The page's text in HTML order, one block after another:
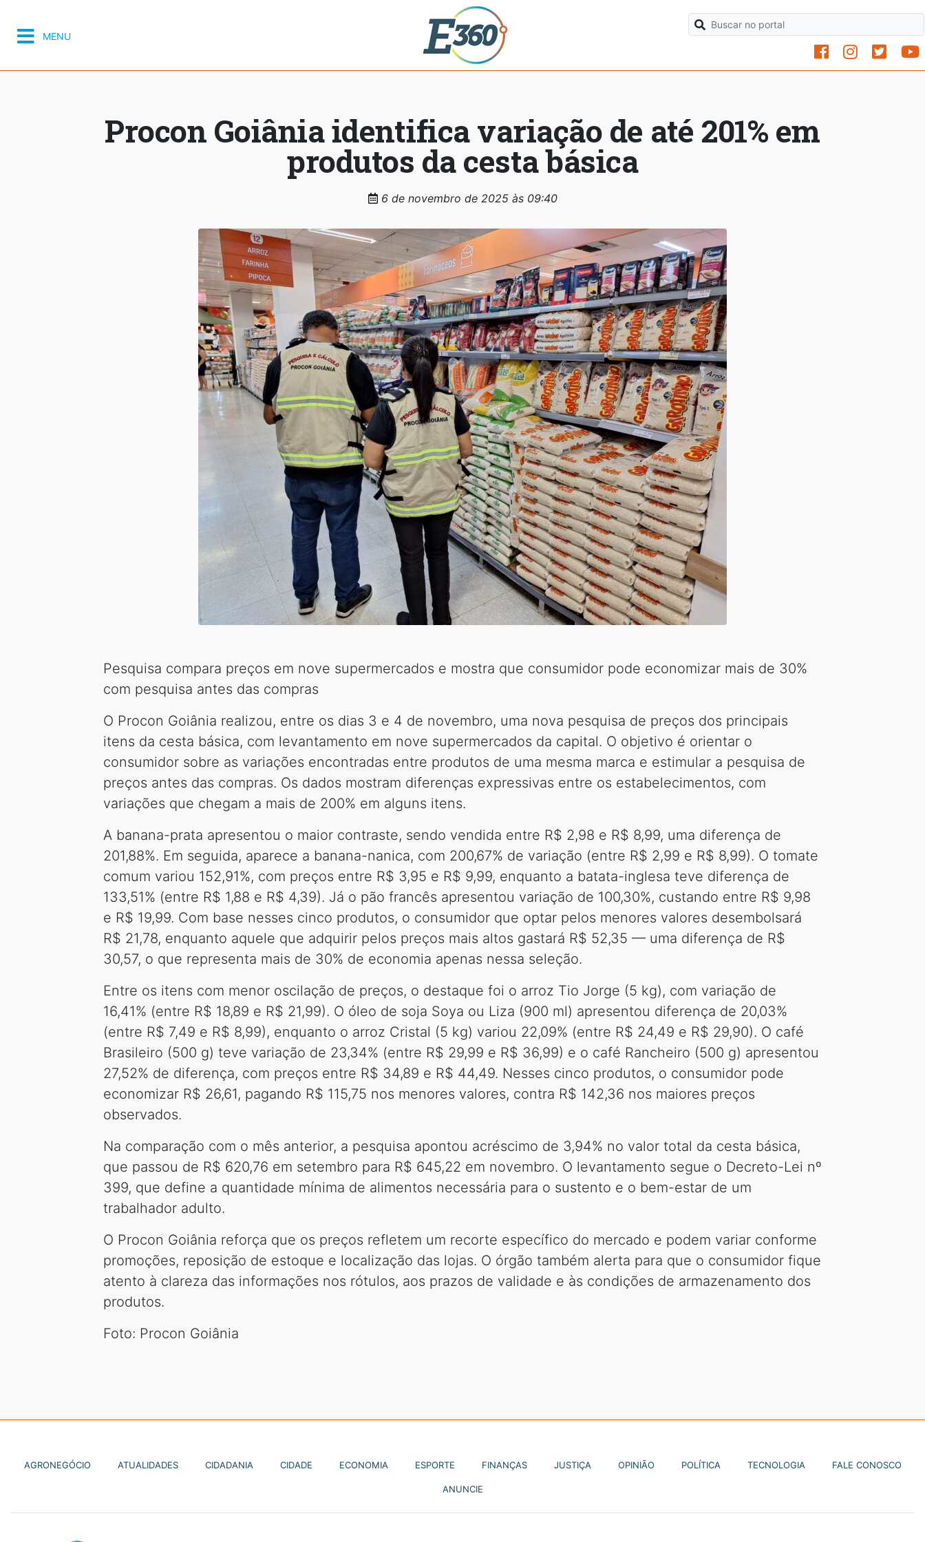
MENU
Procon Goiânia identifica variação de até 201% em
produtos da cesta básica
6 de novembro de 2025 às 09:40
Pesquisa compara preços em nove supermercados e mostra que consumidor pode economizar mais de 30%
com pesquisa antes das compras
O Procon Goiânia realizou, entre os dias 3 e 4 de novembro, uma nova pesquisa de preços dos principais
itens da cesta básica, com levantamento em nove supermercados da capital. O objetivo é orientar o
consumidor sobre as variações encontradas entre produtos de uma mesma marca e estimular a pesquisa de
preços antes das compras. Os dados mostram diferenças expressivas entre os estabelecimentos, com
variações que chegam a mais de 200% em alguns itens.
A banana-prata apresentou o maior contraste, sendo vendida entre R$ 2,98 e R$ 8,99, uma diferença de
201,88%. Em seguida, aparece a banana-nanica, com 200,67% de variação (entre R$ 2,99 e R$ 8,99). O tomate
comum variou 152,91%, com preços entre R$ 3,95 e R$ 9,99, enquanto a batata-inglesa teve diferença de
133,51% (entre R$ 1,88 e R$ 4,39). Já o pão francês apresentou variação de 100,30%, custando entre R$ 9,98
e R$ 19,99. Com base nesses cinco produtos, o consumidor que optar pelos menores valores desembolsará
R$ 21,78, enquanto aquele que adquirir pelos preços mais altos gastará R$ 52,35 — uma diferença de R$
30,57, o que representa mais de 30% de economia apenas nessa seleção.
Entre os itens com menor oscilação de preços, o destaque foi o arroz Tio Jorge (5 kg), com variação de
16,41% (entre R$ 18,89 e R$ 21,99). O óleo de soja Soya ou Liza (900 ml) apresentou diferença de 20,03%
(entre R$ 7,49 e R$ 8,99), enquanto o arroz Cristal (5 kg) variou 22,09% (entre R$ 24,49 e R$ 29,90). O café
Brasileiro (500 g) teve variação de 23,34% (entre R$ 29,99 e R$ 36,99) e o café Rancheiro (500 g) apresentou
27,52% de diferença, com preços entre R$ 34,89 e R$ 44,49. Nesses cinco produtos, o consumidor pode
economizar R$ 26,61, pagando R$ 115,75 nos menores valores, contra R$ 142,36 nos maiores preços
observados.
Na comparação com o mês anterior, a pesquisa apontou acréscimo de 3,94% no valor total da cesta básica,
que passou de R$ 620,76 em setembro para R$ 645,22 em novembro. O levantamento segue o Decreto-Lei nº
399, que define a quantidade mínima de alimentos necessária para o sustento e o bem-estar de um
trabalhador adulto.
O Procon Goiânia reforça que os preços refletem um recorte específico do mercado e podem variar conforme
promoções, reposição de estoque e localização das lojas. O órgão também alerta para que o consumidor fique
atento à clareza das informações nos rótulos, aos prazos de validade e às condições de armazenamento dos
produtos.
Foto: Procon Goiânia
AGRONEGÓCIO ATUALIDADES CIDADANIA CIDADE ECONOMIA ESPORTE FINANÇAS JUSTIÇA OPINIÃO POLÍTICA TECNOLOGIA FALE CONOSCO
ANUNCIE